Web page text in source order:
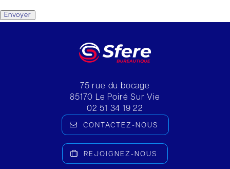
Envoyer
75 rue du bocage
85170 Le Poiré Sur Vie
02 51 34 19 22
CONTACTEZ-NOUS
REJOIGNEZ-NOUS